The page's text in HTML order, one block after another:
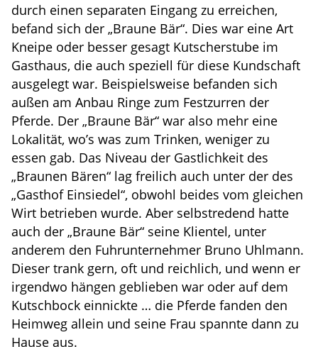
durch einen separaten Eingang zu erreichen,
befand sich der „Braune Bär“. Dies war eine Art
Kneipe oder besser gesagt Kutscherstube im
Gasthaus, die auch speziell für diese Kundschaft
ausgelegt war. Beispielsweise befanden sich
außen am Anbau Ringe zum Festzurren der
Pferde. Der „Braune Bär“ war also mehr eine
Lokalität, wo’s was zum Trinken, weniger zu
essen gab. Das Niveau der Gastlichkeit des
„Braunen Bären“ lag freilich auch unter der des
„Gasthof Einsiedel“, obwohl beides vom gleichen
Wirt betrieben wurde. Aber selbstredend hatte
auch der „Braune Bär“ seine Klientel, unter
anderem den Fuhrunternehmer Bruno Uhlmann.
Dieser trank gern, oft und reichlich, und wenn er
irgendwo hängen geblieben war oder auf dem
Kutschbock einnickte … die Pferde fanden den
Heimweg allein und seine Frau spannte dann zu
Hause aus.